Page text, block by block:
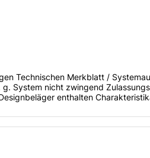
Technischen Merkblatt /
System nicht zwingend
enthalten